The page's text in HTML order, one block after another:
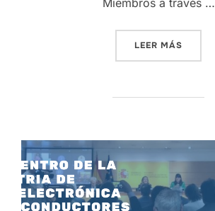
Miembros a través …
LEER MÁS